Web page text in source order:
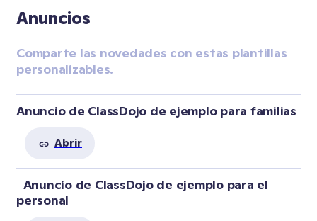
Anuncios
Comparte las novedades con estas plantillas
personalizables.
Anuncio de ClassDojo de ejemplo para familias
Abrir
personal